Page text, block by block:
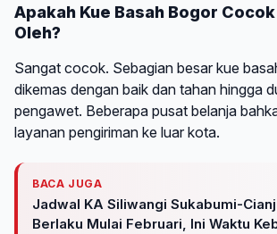
Apakah Kue Basah Bogor
Oleh?
Sangat cocok. Sebagian besar kue
dikemas dengan baik dan tahan hingga
pengawet. Beberapa pusat belanja
layanan pengiriman ke luar kota.
BACA JUGA
Jadwal KA Siliwangi Sukabumi-
Berlaku Mulai Februari, Ini Waktu